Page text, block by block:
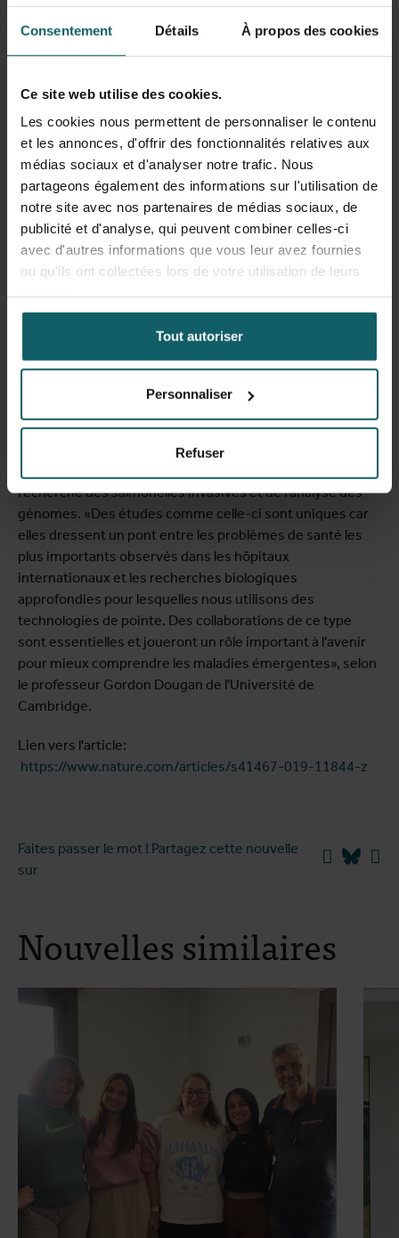
Consentement Détails À propos des cookies
Ce site web utilise des cookies.
Les cookies nous permettent de personnaliser le contenu
et les annonces, d'offrir des fonctionnalités relatives aux
médias sociaux et d'analyser notre trafic. Nous
partageons également des informations sur l'utilisation de
notre site avec nos partenaires de médias sociaux, de
publicité et d'analyse, qui peuvent combiner celles-ci
avec d'autres informations que vous leur avez fournies
ou qu'ils ont collectées lors de votre utilisation de leurs
Tout autoriser
Personnaliser
Refuser
dans les années à venir", prévient le Professeur Jan
Jacobs de l’IMT.
partenaires de l'Université de Cambridge et du Wellcome
approfondie de l'ADN de Salmonella typhimurium et son
comportement pour pouvoir bien expliquer ces
observations. Leur analyse a révélé que les bactéries XDR
portent un nouveau plasmide qui provoque une
résistance exceptionnelle. «C’est inquiétant car le
plasmide est un élément génétique mobile qui pourrait
être transmis à d’autres bactéries. Tout en accumulant
davantage de résistance aux antibiotiques, cette souche
de Salmonella typhimurium présente des nouvelles
bactérie continue de se développer et de provoquer des
infections sanguines », dit le Dr Sandra Van Puyvelde de
Le Dr Van Puyvelde a étroitement collaboré avec
l’Université de Cambridge et le Wellcome Sanger
recherche des salmonelles invasives et de l’analyse des
génomes. «Des études comme celle-ci sont uniques car
elles dressent un pont entre les problèmes de santé les
plus importants observés dans les hôpitaux
internationaux et les recherches biologiques
approfondies pour lesquelles nous utilisons des
technologies de pointe. Des collaborations de ce type
sont essentielles et joueront un rôle important à l'avenir
pour mieux comprendre les maladies émergentes», selon
le professeur Gordon Dougan de l'Université de
Cambridge.
Lien vers l'article:
https://www.nature.com/articles/s41467-019-11844-z
Faites passer le mot ! Partagez cette nouvelle
sur
Facebook
Nouvelles similaires